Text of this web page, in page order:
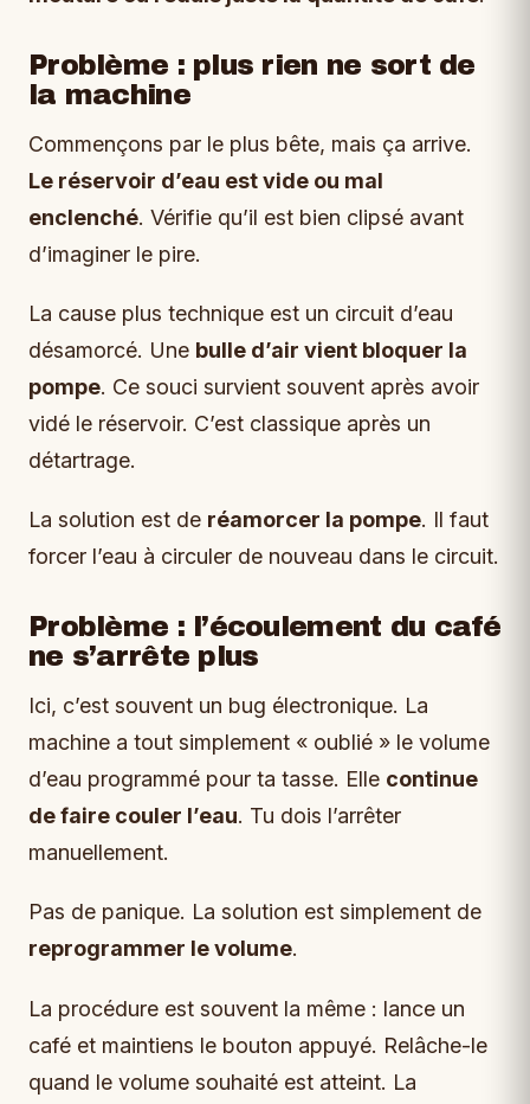
Problème : plus rien ne sort de
la machine
Commençons par le plus bête, mais ça arrive.
Le réservoir d’eau est vide ou mal
enclenché. Vérifie qu’il est bien clipsé avant
d’imaginer le pire.
La cause plus technique est un circuit d’eau
désamorcé. Une bulle d’air vient bloquer la
pompe. Ce souci survient souvent après avoir
vidé le réservoir. C’est classique après un
détartrage.
La solution est de réamorcer la pompe. Il faut
forcer l’eau à circuler de nouveau dans le circuit.
Problème : l’écoulement du café
ne s’arrête plus
Ici, c’est souvent un bug électronique. La
machine a tout simplement « oublié » le volume
d’eau programmé pour ta tasse. Elle continue
de faire couler l’eau. Tu dois l’arrêter
manuellement.
Pas de panique. La solution est simplement de
reprogrammer le volume.
La procédure est souvent la même : lance un
café et maintiens le bouton appuyé. Relâche-le
quand le volume souhaité est atteint. La